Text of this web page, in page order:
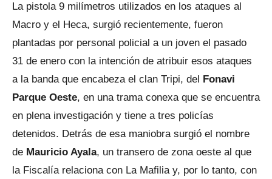
La pistola 9 milímetros utilizados en los ataques al
Macro y el Heca, surgió recientemente, fueron
plantadas por personal policial a un joven el pasado
31 de enero con la intención de atribuir esos ataques
a la banda que encabeza el clan Tripi, del Fonavi
Parque Oeste, en una trama conexa que se encuentra
en plena investigación y tiene a tres policías
detenidos. Detrás de esa maniobra surgió el nombre
de Mauricio Ayala, un transero de zona oeste al que
la Fiscalía relaciona con La Mafilia y, por lo tanto, con